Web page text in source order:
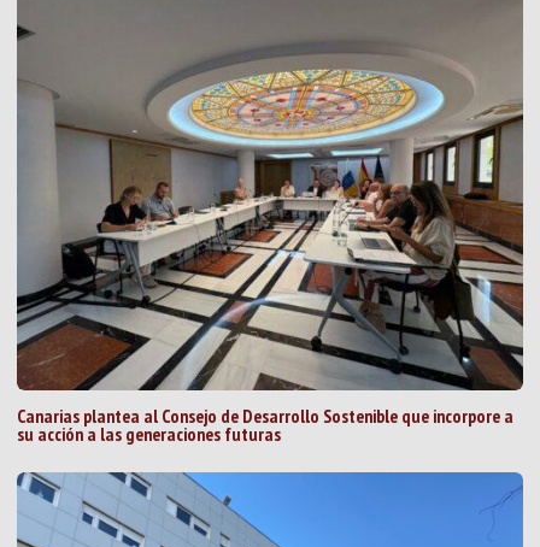
Canarias plantea al Consejo de Desarrollo Sostenible que incorpore a
su acción a las generaciones futuras